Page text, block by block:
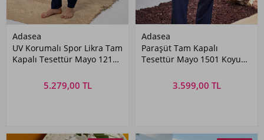
Adasea
UV Korumalı Spor Likra Tam
Kapalı Tesettür Mayo 1218
5.279,00 TL
Adasea
Paraşüt Tam Kapalı
Tesettür Mayo 1501 Koyu
3.599,00 TL